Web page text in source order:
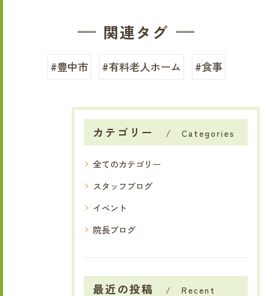
関連タグ
#豊中市 #有料老人ホーム #食事
カテゴリー Categories
全てのカテゴリー
スタッフブログ
イベント
院長ブログ
最近の投稿
Recent